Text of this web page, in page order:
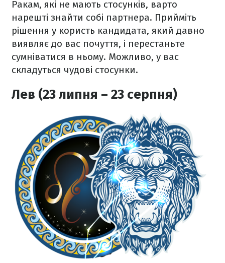
Ракам, які не мають стосунків, варто
нарешті знайти собі партнера. Прийміть
рішення у користь кандидата, який давно
виявляє до вас почуття, і перестаньте
сумніватися в ньому. Можливо, у вас
складуться чудові стосунки.
Лев (23 липня – 23 серпня)